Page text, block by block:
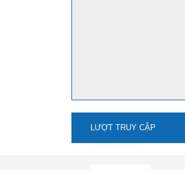
LƯỢT TRUY CẬP